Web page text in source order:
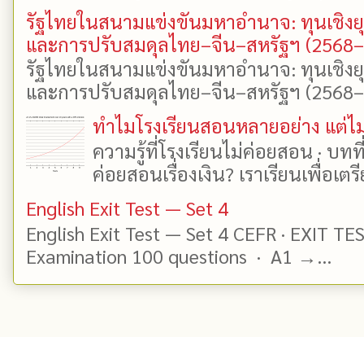
รัฐไทยในสนามแข่งขันมหาอำนาจ: ทุนเชิง
และการปรับสมดุลไทย–จีน–สหรัฐฯ
รัฐไทยในสนามแข่งขันมหาอำนาจ: ทุนเชิง
และการปรับสมดุลไทย–จีน–สหรัฐฯ
ทำไมโรงเรียนสอนหลายอย่าง แต่ไ
ความรู้ที่โรงเรียนไม่ค่อยสอน · บ
ค่อยสอนเรื่องเงิน? เราเรียนเพื่อเต
English Exit Test — Set 4
English Exit Test — Set 4 CEFR · EXIT
Examination 100 questions · A1 →...